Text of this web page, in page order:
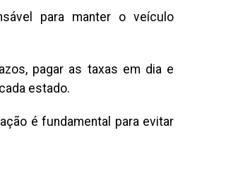
para manter o veículo
pagar as taxas em dia e
estado.
é fundamental para evitar